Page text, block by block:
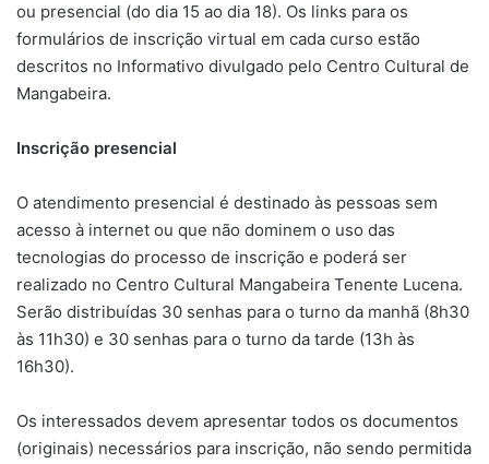
ou presencial (do dia 15 ao dia 18). Os links para os
formulários de inscrição virtual em cada curso estão
descritos no Informativo divulgado pelo Centro Cultural de
Mangabeira.
Inscrição presencial
O atendimento presencial é destinado às pessoas sem
acesso à internet ou que não dominem o uso das
tecnologias do processo de inscrição e poderá ser
realizado no Centro Cultural Mangabeira Tenente Lucena.
Serão distribuídas 30 senhas para o turno da manhã (8h30
às 11h30) e 30 senhas para o turno da tarde (13h às
16h30).
Os interessados devem apresentar todos os documentos
(originais) necessários para inscrição, não sendo permitida